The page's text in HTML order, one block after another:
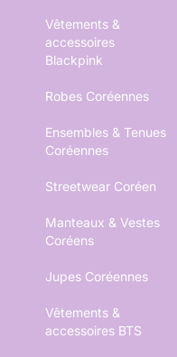
Vêtements &
accessoires
Blackpink
Robes Coréennes
Ensembles & Tenues
Coréennes
Streetwear Coréen
Manteaux & Vestes
Coréens
Jupes Coréennes
Vêtements &
accessoires BTS